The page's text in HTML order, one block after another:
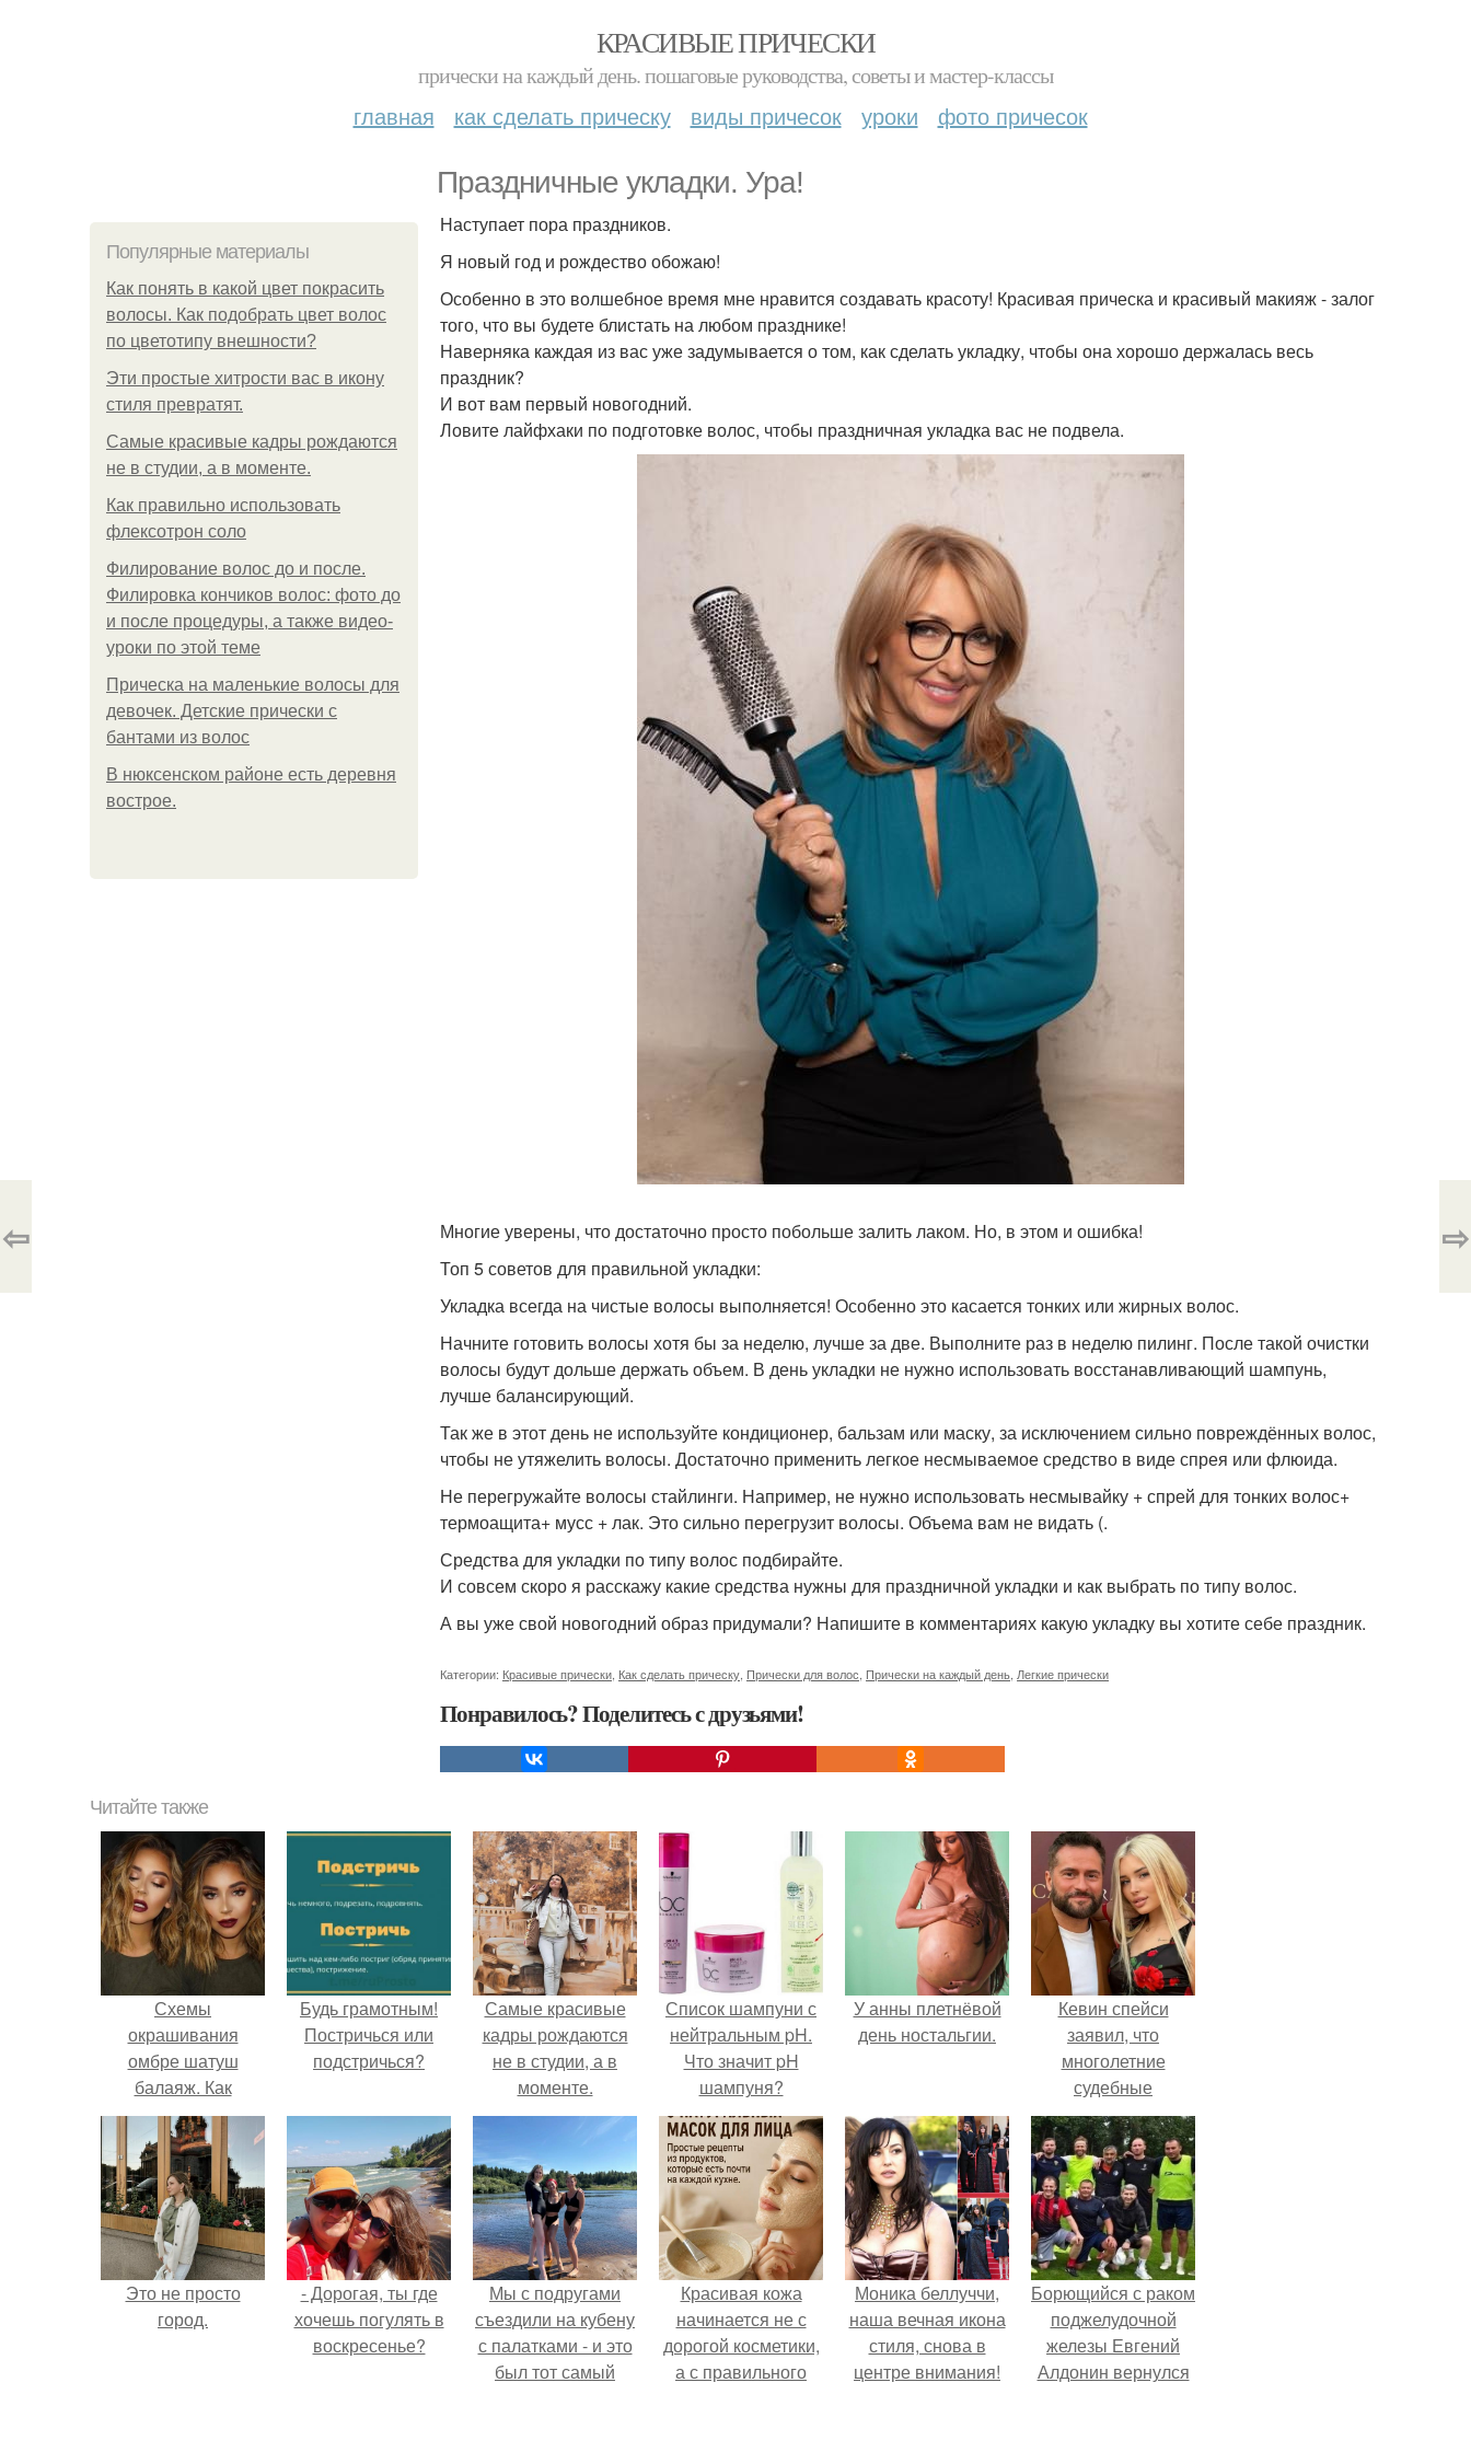
КРАСИВЫЕ ПРИЧЕСКИ
прически на каждый день. пошаговые руководства, советы и мастер-классы
главная как сделать прическу виды причесок уроки фото причесок
Праздничные укладки. Ура!
Популярные материалы
Как понять в какой цвет покрасить
волосы. Как подобрать цвет волос
по цветотипу внешности?
Эти простые хитрости вас в икону
стиля превратят.
Самые красивые кадры рождаются
не в студии, а в моменте.
Как правильно использовать
флексотрон соло
Филирование волос до и после.
Филировка кончиков волос: фото до
и после процедуры, а также видео-
уроки по этой теме
Прическа на маленькие волосы для
девочек. Детские прически с
бантами из волос
В нюксенском районе есть деревня
вострое.
Наступает пора праздников.
Я новый год и рождество обожаю!
Особенно в это волшебное время мне нравится создавать красоту! Красивая прическа и красивый макияж - залог
того, что вы будете блистать на любом празднике!
Наверняка каждая из вас уже задумывается о том, как сделать укладку, чтобы она хорошо держалась весь
праздник?
И вот вам первый новогодний.
Ловите лайфхаки по подготовке волос, чтобы праздничная укладка вас не подвела.
Многие уверены, что достаточно просто побольше залить лаком. Но, в этом и ошибка!
Топ 5 советов для правильной укладки:
Укладка всегда на чистые волосы выполняется! Особенно это касается тонких или жирных волос.
Начните готовить волосы хотя бы за неделю, лучше за две. Выполните раз в неделю пилинг. После такой очистки
волосы будут дольше держать объем. В день укладки не нужно использовать восстанавливающий шампунь,
лучше балансирующий.
Так же в этот день не используйте кондиционер, бальзам или маску, за исключением сильно повреждённых волос,
чтобы не утяжелить волосы. Достаточно применить легкое несмываемое средство в виде спрея или флюида.
Не перегружайте волосы стайлинги. Например, не нужно использовать несмывайку + спрей для тонких волос+
термоащита+ мусс + лак. Это сильно перегрузит волосы. Объема вам не видать (.
Средства для укладки по типу волос подбирайте.
И совсем скоро я расскажу какие средства нужны для праздничной укладки и как выбрать по типу волос.
А вы уже свой новогодний образ придумали? Напишите в комментариях какую укладку вы хотите себе праздник.
Категории: Красивые прически Как сделать прическу Прически для волос Прически на каждый день Легкие прически
Понравилось? Поделитесь с друзьями!
⇦ ⇨
Читайте также
Схемы
окрашивания
омбре шатуш
балаяж. Как
выбрать
окрашивание для
себя
Будь грамотным!
Постричься или
подстричься?
Самые красивые
кадры рождаются
не в студии, а в
моменте.
Список шампуни с
нейтральным pH.
Что значит pH
шампуня?
У анны плетнёвой
день ностальгии.
Кевин спейси
заявил, что
многолетние
судебные
разбирательства
практически
уничтожили его
состояние.
Это не просто
город.
- Дорогая, ты где
хочешь погулять в
воскресенье?
Мы с подругами
съездили на кубену
с палатками - и это
был тот самый
Красивая кожа
начинается не с
дорогой косметики,
а с правильного
Моника беллуччи,
наша вечная икона
стиля, снова в
центре внимания!
Борющийся с раком
поджелудочной
железы Евгений
Алдонин вернулся